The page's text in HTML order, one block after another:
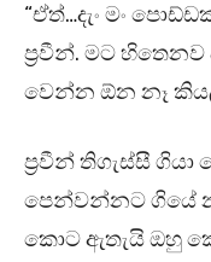
“ඒත්…දැං මං
ප්‍රවීන්. මට
වෙන්න ඕන නෑ
ප්‍රවීන් තිගැස්සී
පෙන්වන්නට ගියේ
කොට ඇතැයි ඔහු